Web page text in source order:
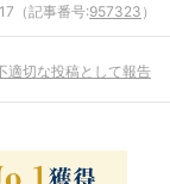
（記事番号:957323 ）
適切な投稿として報告